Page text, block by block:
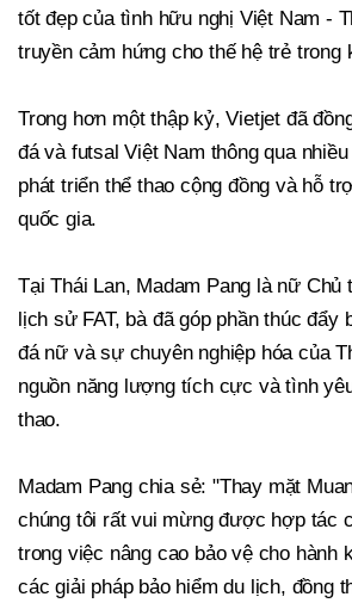
tốt đẹp của tình hữu nghị Việt Nam -
truyền cảm hứng cho thế hệ trẻ trong
Trong hơn một thập kỷ, Vietjet đã
đá và futsal Việt Nam thông qua
phát triển thể thao cộng đồng và hỗ
quốc gia.
Tại Thái Lan, Madam Pang là nữ Chủ
lịch sử FAT, bà đã góp phần thúc đẩy
đá nữ và sự chuyên nghiệp hóa của
nguồn năng lượng tích cực và tình
thao.
Madam Pang chia sẻ: "Thay mặt
chúng tôi rất vui mừng được hợp tác
trong việc nâng cao bảo vệ cho hành
các giải pháp bảo hiểm du lịch, đồng